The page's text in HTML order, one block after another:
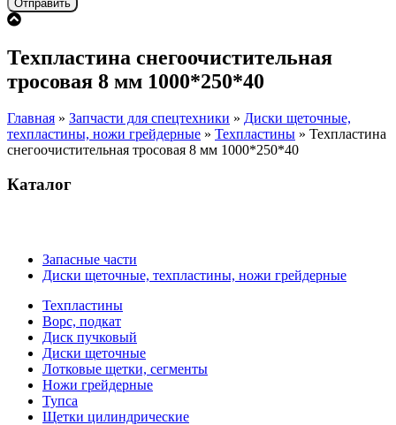
Техпластина снегоочистительная
тросовая 8 мм 1000*250*40
Главная » Запчасти для спецтехники » Диски щеточные,
техпластины, ножи грейдерные » Техпластины » Техпластина
снегоочистительная тросовая 8 мм 1000*250*40
Каталог
Запасные части
Диски щеточные, техпластины, ножи грейдерные
Техпластины
Ворс, подкат
Диск пучковый
Диски щеточные
Лотковые щетки, сегменты
Ножи грейдерные
Тупса
Щетки цилиндрические